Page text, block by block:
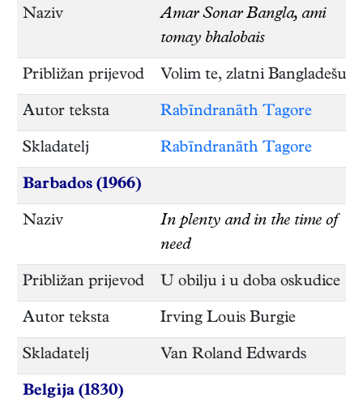
Naziv
Amar Sonar Bangla, ami
tomay bhalobais
Približan prijevod Volim te, zlatni Bangladešu
Autor teksta Rabīndranāth Tagore
Skladatelj Rabīndranāth Tagore
Barbados (1966)
Naziv
In plenty and in the time of
need
Približan prijevod U obilju i u doba oskudice
Autor teksta Irving Louis Burgie
Skladatelj Van Roland Edwards
Belgija (1830)